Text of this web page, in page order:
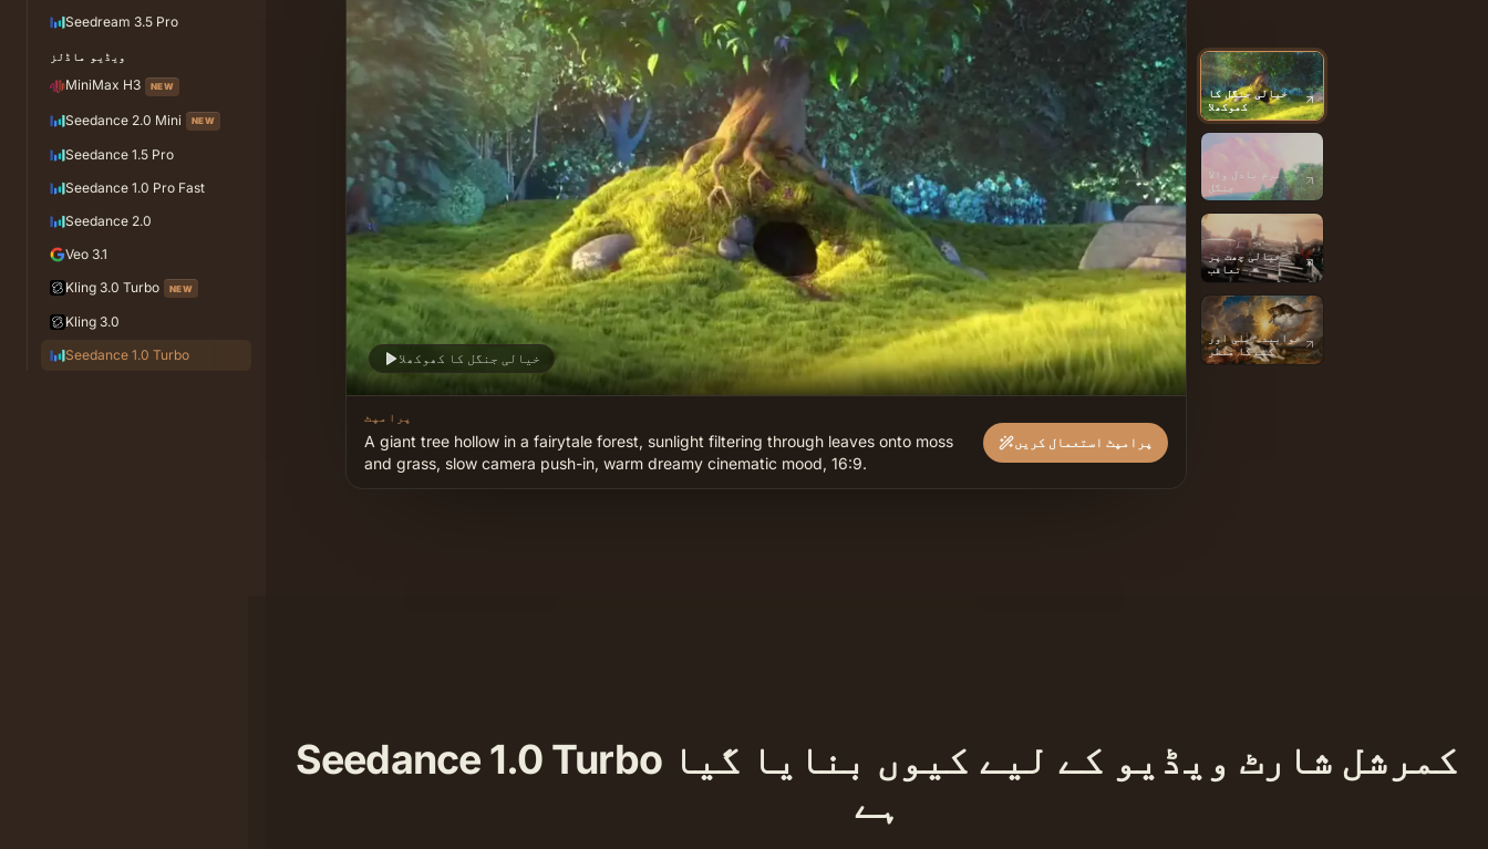
Seedream 3.5 Pro
ویڈیو ماڈلز
MiniMax H3 NEW
Seedance 2.0 Mini NEW
Seedance 1.5 Pro
Seedance 1.0 Pro Fast
Seedance 2.0
Veo 3.1
Kling 3.0 Turbo
NEW
Kling 3.0
Seedance 1.0 Turbo
خیالی جنگل کا کھوکھلا
پرامپٹ
A giant tree hollow in a fairytale forest, sunlight filtering through leaves onto moss
and grass, slow camera push-in, warm dreamy cinematic mood, 16:9.
پرامپٹ استعمال کریں
خیالی جنگل کا
کھوکھلا
نرم بادل والا
جنگل
خیالی چھت پر
تعاقب
خوابیدہ بلی اور
کتے کا منظر
Seedance 1.0 Turbo کمرشل شارٹ ویڈیو کے لیے کیوں بنایا گیا
ہے